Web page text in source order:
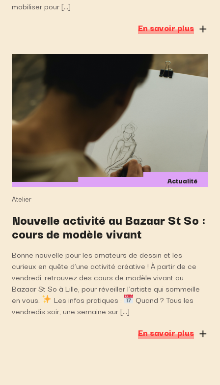
mobiliser pour […]
En savoir plus
Actualité
Atelier
Nouvelle activité au Bazaar St So :
cours de modèle vivant
Bonne nouvelle pour les amateurs de dessin et les
curieux en quête d’une activité créative ! À partir de ce
vendredi, retrouvez des cours de modèle vivant au
Bazaar St So à Lille, pour réveiller l’artiste qui sommeille
en vous.
Les infos pratiques :
Quand ? Tous les
vendredis soir, une semaine sur […]
En savoir plus